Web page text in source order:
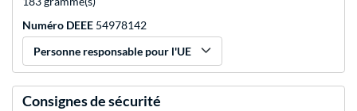
Numéro DEEE 54978142
Personne responsable pour l'UE
Consignes de sécurité